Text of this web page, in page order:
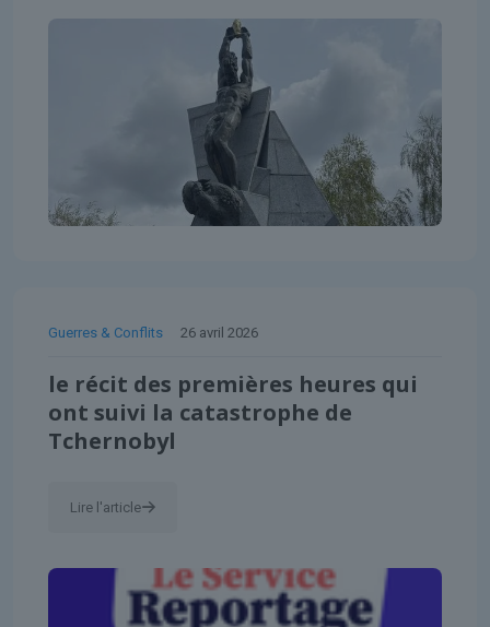
Guerres & Conflits 26 avril 2026
le récit des premières heures qui
ont suivi la catastrophe de
Tchernobyl
Lire l'article